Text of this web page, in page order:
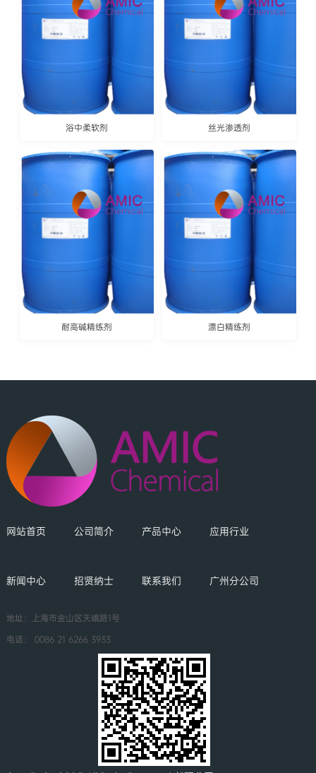
浴中柔软剂 丝光渗透剂
耐高碱精练剂 漂白精练剂
网站首页 公司简介 产品中心 应用行业
新闻中心 招贤纳士 联系我们 广州分公司
地址：上海市金山区天峨路1号
电话： 0086 21 6266 3933